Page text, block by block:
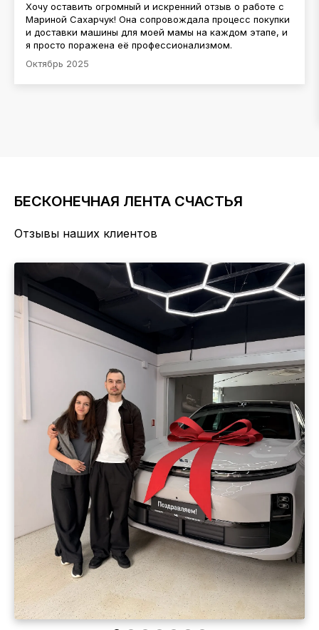
Хочу оставить огромный и искренний отзыв о работе с
Мариной Сахарчук! Она сопровождала процесс покупки
и доставки машины для моей мамы на каждом этапе, и
я просто поражена её профессионализмом.
Октябрь 2025
БЕСКОНЕЧНАЯ ЛЕНТА СЧАСТЬЯ
Отзывы наших клиентов